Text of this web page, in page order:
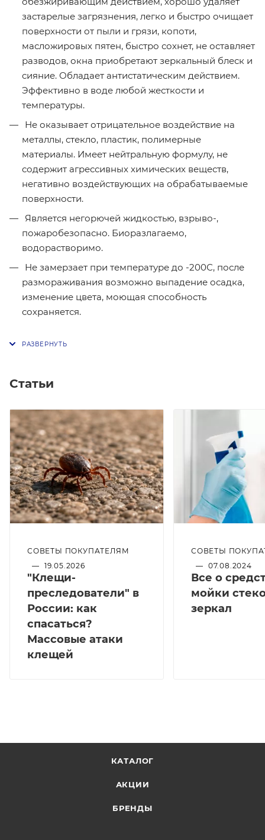
застарелые загрязнения, легко и быстро очищает
поверхности от пыли и грязи, копоти,
масложировых пятен, быстро сохнет, не оставляет
разводов, окна приобретают зеркальный блеск и
сияние. Обладает антистатическим действием.
Эффективно в воде любой жесткости и
температуры.
Не оказывает отрицательное воздействие на
металлы, стекло, пластик, полимерные
материалы. Имеет нейтральную формулу, не
содержит агрессивных химических веществ,
негативно воздействующих на обрабатываемые
поверхности.
Является негорючей жидкостью, взрыво-,
пожаробезопасно. Биоразлагаемо,
водорастворимо.
Не замерзает при температуре до -200С, после
размораживания возможно выпадение осадка,
изменение цвета, моющая способность
сохраняется.
Статьи
СОВЕТЫ ПОКУПАТЕЛЯМ
— 19.05.2026
"Клещи-
преследователи" в
России: как
спасаться?
Массовые атаки
клещей
СОВЕТЫ
— 07.08.2024
Все о
мойки
зеркал
КАТАЛОГ
АКЦИИ
БРЕНДЫ